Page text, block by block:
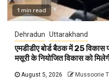
1 min read
Dehradun Uttarakhand
एमडीडीए बोर्ड बैठक में 25 विकास
मसूरी के नियोजित विकास को
August 5, 2026 Mussoorie